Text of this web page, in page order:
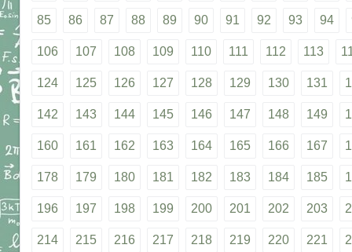
85 86 87 88 89 90 91 92 93 94
106 107 108 109 110 111 112 113
124 125 126 127 128 129 130 131
142 143 144 145 146 147 148 149
160 161 162 163 164 165 166 167
178 179 180 181 182 183 184 185
196 197 198 199 200 201 202 203
214 215 216 217 218 219 220 221